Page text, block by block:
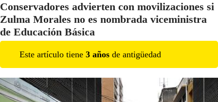
Conservadores advierten con movilizaciones si
Zulma Morales no es nombrada viceministra
de Educación Básica
Este artículo tiene 3 años de antigüedad